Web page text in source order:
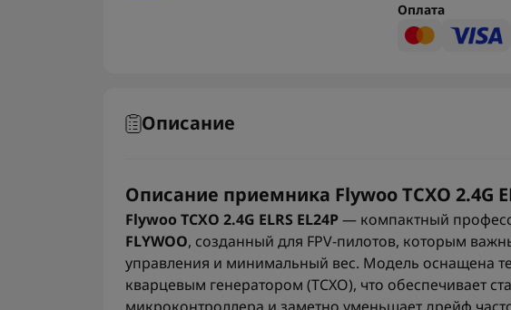
Оплата
Описание
Описание приемника Flywoo TCXO 2.4G
Flywoo TCXO 2.4G ELRS EL24P— компактный
FLYWOO, созданный для FPV-пилотов, которым
управления и минимальный вес. Модель оснащена
кварцевым генератором (TCXO), что обеспечивает